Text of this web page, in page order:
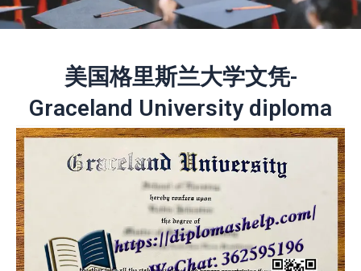
美国格里斯兰大学文凭-
Graceland University diploma